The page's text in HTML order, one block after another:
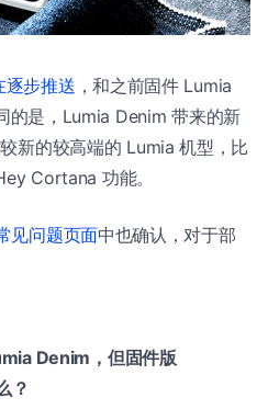
逐步推送 ，和之前固件 Lumia
的是，Lumia Denim 带来的新
新的较高端的 Lumia 机型，比
Cortana 功能。
见问题页面中也确认，对于部
Denim，但固件版
？